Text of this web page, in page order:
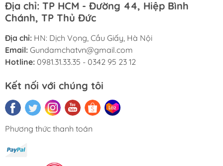
Địa chỉ: TP HCM - Đường 44, Hiệp Bình
Chánh, TP Thủ Đức
Địa chỉ: HN: Dịch Vọng, Cầu Giấy, Hà Nội
Email: Gundamchatvn@gmail.com
Hotline: 0981.31.33.35 - 0342 95 23 12
Kết nối với chúng tôi
Phương thức thanh toán